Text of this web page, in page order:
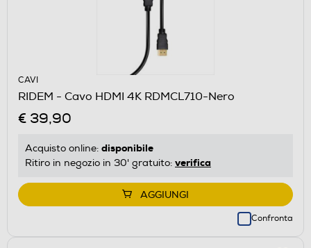
CAVI
RIDEM - Cavo HDMI 4K RDMCL710-Nero
€ 39,90
Acquisto online: disponibile
Ritiro in negozio in 30' gratuito: verifica
AGGIUNGI
Confronta